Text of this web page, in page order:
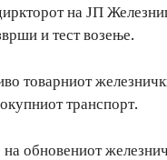
на ЈП
и тест возење.
товарниот
транспорт.
обновениот